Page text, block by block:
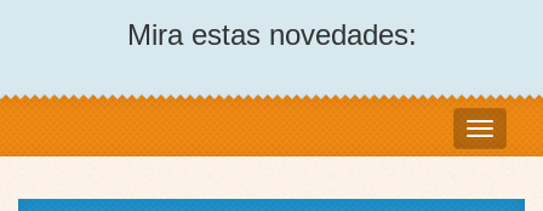
Mira estas novedades: